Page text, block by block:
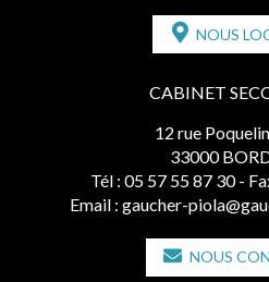
NOUS
CABINET
12 rue
33000
Tél : 05 57 55 87 30 -
Email : gaucher-
NOUS